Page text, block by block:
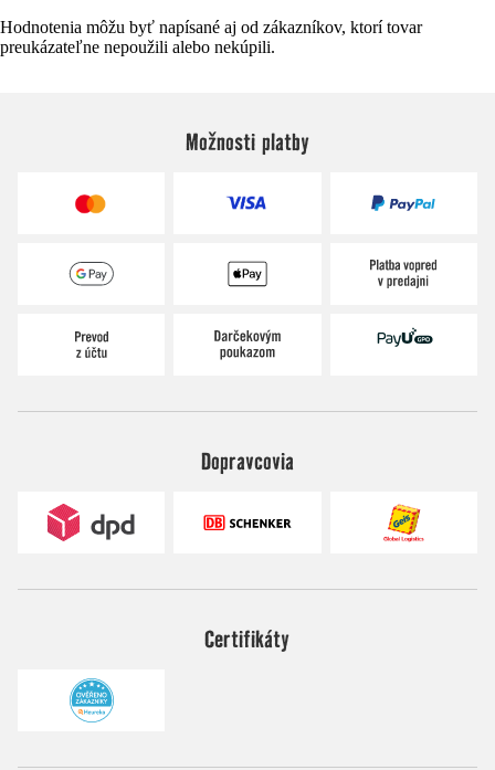
Hodnotenia môžu byť napísané aj od zákazníkov, ktorí tovar
preukázateľne nepoužili alebo nekúpili.
Možnosti platby
Dopravcovia
Certifikáty